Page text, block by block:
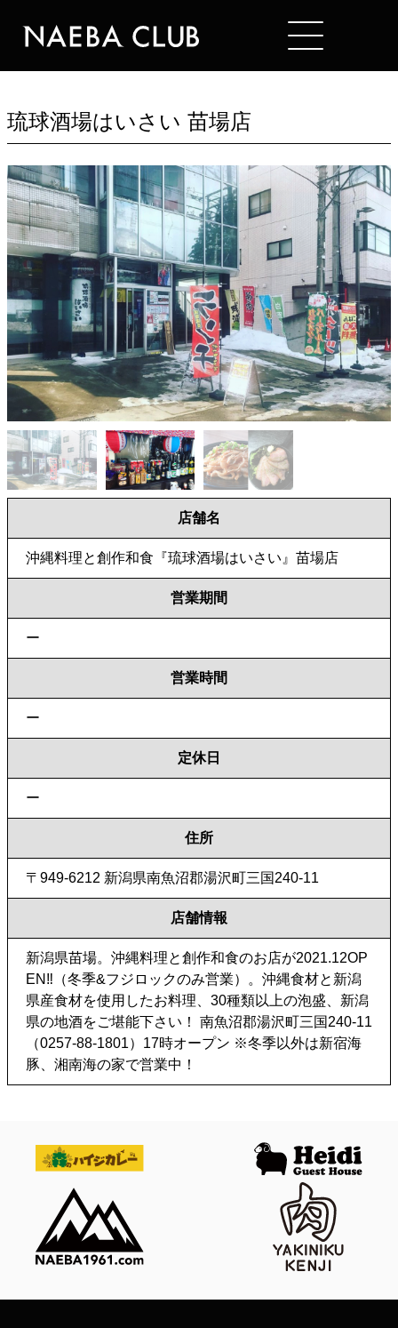
琉球酒場はいさい 苗場店
店舗名
沖縄料理と創作和食『琉球酒場はいさい』苗場店
営業期間
ー
営業時間
ー
定休日
ー
住所
〒949-6212 新潟県南魚沼郡湯沢町三国240-11
店舗情報
新潟県苗場。沖縄料理と創作和食のお店が2021.12OP
EN‼︎（冬季&フジロックのみ営業）。沖縄食材と新潟
県産食材を使用したお料理、30種類以上の泡盛、新潟
県の地酒をご堪能下さい！ 南魚沼郡湯沢町三国240-11
（0257-88-1801）17時オープン ※冬季以外は新宿海
豚、湘南海の家で営業中！